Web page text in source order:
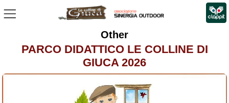
Other
PARCO DIDATTICO LE COLLINE DI
GIUCA 2026